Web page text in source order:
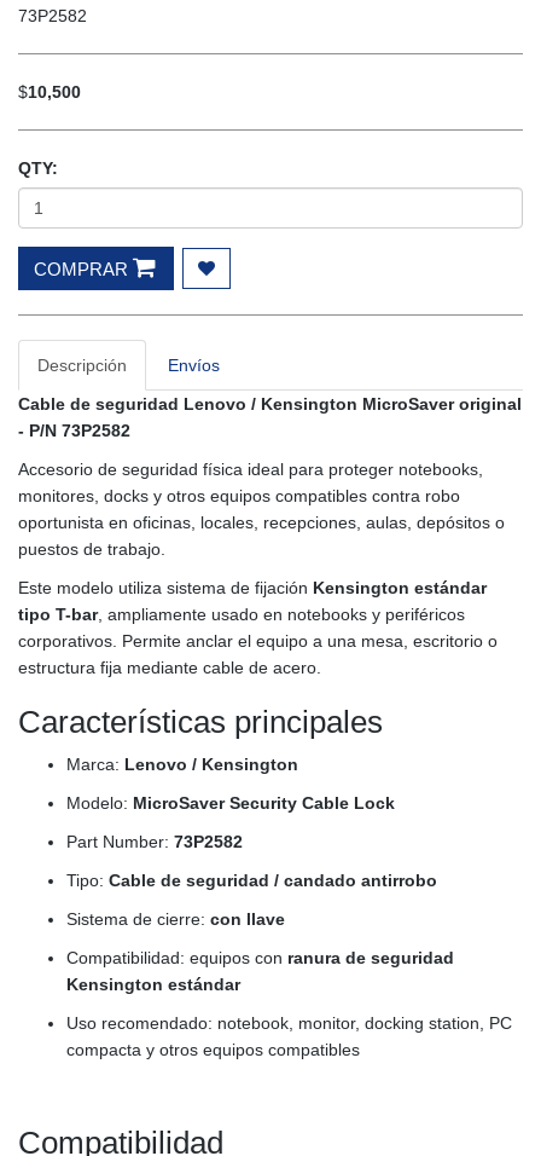
73P2582
$10,500
QTY:
COMPRAR
Descripción
Envíos
Cable de seguridad Lenovo / Kensington MicroSaver original
- P/N 73P2582
Accesorio de seguridad física ideal para proteger notebooks,
monitores, docks y otros equipos compatibles contra robo
oportunista en oficinas, locales, recepciones, aulas, depósitos o
puestos de trabajo.
Este modelo utiliza sistema de fijación Kensington estándar
tipo T-bar, ampliamente usado en notebooks y periféricos
corporativos. Permite anclar el equipo a una mesa, escritorio o
estructura fija mediante cable de acero.
Características principales
Marca: Lenovo / Kensington
Modelo: MicroSaver Security Cable Lock
Part Number: 73P2582
Tipo: Cable de seguridad / candado antirrobo
Sistema de cierre: con llave
Compatibilidad: equipos con ranura de seguridad
Kensington estándar
Uso recomendado: notebook, monitor, docking station, PC
compacta y otros equipos compatibles
Compatibilidad